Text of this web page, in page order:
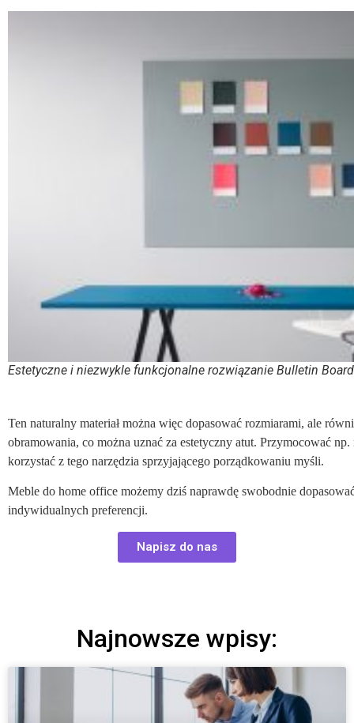
Estetyczne i niezwykle funkcjonalne rozwiązanie Bulletin
Ten naturalny materiał można więc dopasować rozmiarami, ale
obramowania, co można uznać za estetyczny atut. Przymocować
korzystać z tego narzędzia sprzyjającego porządkowaniu myśli.
Meble do home office możemy dziś naprawdę swobodnie
indywidualnych preferencji.
Napisz do nas
Najnowsze wpisy: